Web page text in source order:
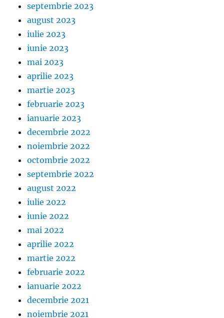
septembrie 2023
august 2023
iulie 2023
iunie 2023
mai 2023
aprilie 2023
martie 2023
februarie 2023
ianuarie 2023
decembrie 2022
noiembrie 2022
octombrie 2022
septembrie 2022
august 2022
iulie 2022
iunie 2022
mai 2022
aprilie 2022
martie 2022
februarie 2022
ianuarie 2022
decembrie 2021
noiembrie 2021